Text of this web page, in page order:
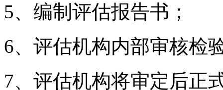
5、编制评估报告书；
6、评估机构内部审核检
7、评估机构将审定后正